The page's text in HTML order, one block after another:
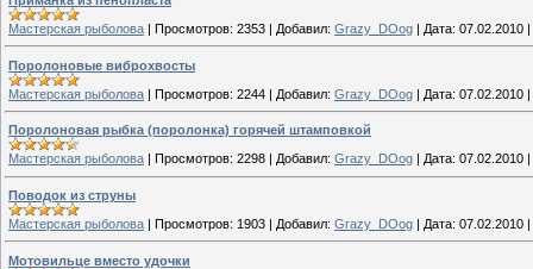
Мастерская рыболова | Просмотров: 2353 | Добавил: Grazy_DOog | Дата: 07.02.2010 |
Поролоновые виброхвосты
Мастерская рыболова | Просмотров: 2244 | Добавил: Grazy_DOog | Дата: 07.02.2010 |
Поролоновая рыбка (поролонка) горячей штамповкой
Мастерская рыболова
Просмотров: 2298 Добавил: Grazy_DOog Дата: 07.02.2010
Поводок из струны
Мастерская рыболова | Просмотров: 1903 | Добавил: Grazy_DOog | Дата: 07.02.2010 |
Мотовильце вместо удочки